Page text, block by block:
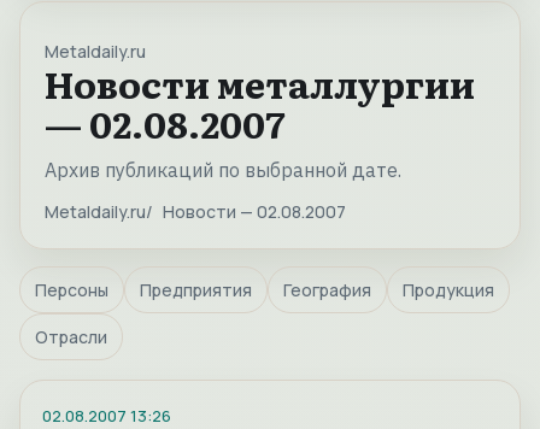
Metaldaily.ru
Новости металлургии
— 02.08.2007
Архив публикаций по выбранной дате.
Metaldaily.ru Новости — 02.08.2007
Персоны Предприятия География Продукция
Отрасли
02.08.2007 13:26